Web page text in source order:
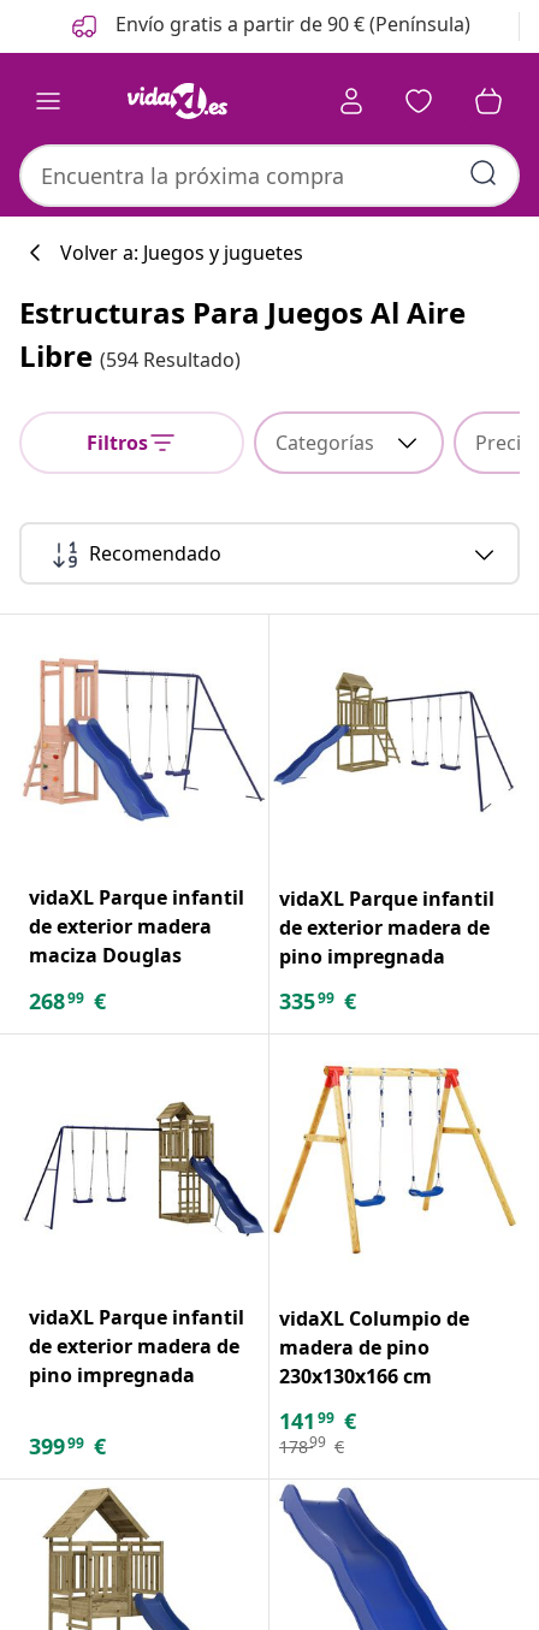
Anterior
Siguiente Envío gratis a partir de 90 € (Península)
#sharemevidaxl
Colección de
Volver a: Juegos y juguetes
Estructuras Para Juegos Al Aire
Libre (594 Resultado)
Filtros Categorías Precio
Recomendado
vidaXL Parque infantil
de exterior madera
maciza Douglas
26899 €
vidaXL Parque infantil
de exterior madera de
pino impregnada
33599 €
vidaXL Parque infantil
de exterior madera de
pino impregnada
39999 €
vidaXL Columpio de
madera de pino
230x130x166 cm
141 99 €
17899 €